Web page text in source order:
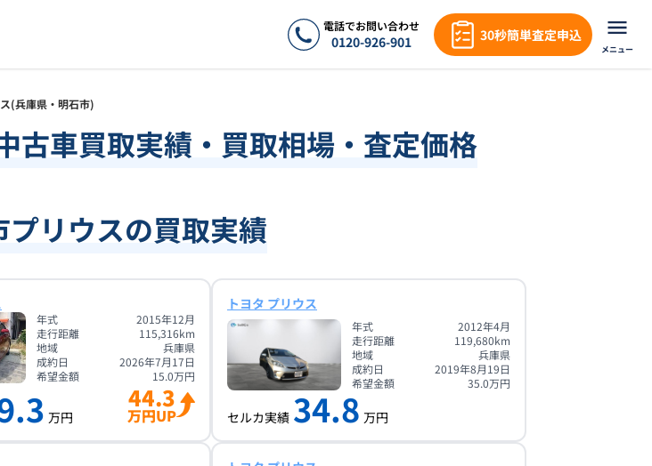
電話でお問い合わせ
0120-926-901 30秒簡単査定申込
メニュー
(兵庫県・明石市)
古車買取実績・買取相場・査定価格
リウスの買取実績
年式
2015年12月
走行距離
115,316km
地域
兵庫県
成約日
2026年7月17日
希望金額
15.0万円
万円
44.3
万円UP
トヨタ プリウス
年式
2012年4月
走行距離
119,680km
地域
兵庫県
成約日
2019年8月19日
希望金額
35.0万円
セルカ実績 34.8 万円